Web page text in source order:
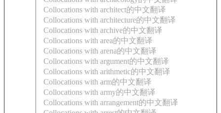
Collocations with architect的中文翻译
Collocations with architecture的中文翻译
Collocations with archive的中文翻译
Collocations with area的中文翻译
Collocations with arena的中文翻译
Collocations with argument的中文翻译
Collocations with arithmetic的中文翻译
Collocations with arm的中文翻译
Collocations with army的中文翻译
Collocations with arrangement的中文翻译